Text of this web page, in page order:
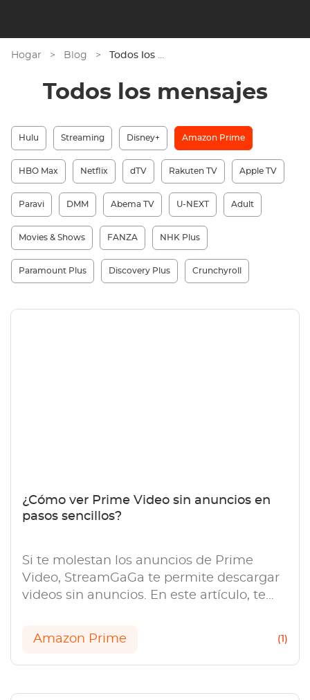
Hogar > Blog > Todos los mensajes
Todos los mensajes
Hulu Streaming Disney+ Amazon Prime
HBO Max Netflix dTV Rakuten TV Apple TV
Paravi DMM Abema TV U-NEXT Adult
Movies & Shows FANZA NHK Plus
Paramount Plus Discovery Plus Crunchyroll
¿Cómo ver Prime Video sin anuncios en
pasos sencillos?
Si te molestan los anuncios de Prime
Video, StreamGaGa te permite descargar
videos sin anuncios. En este artículo, te
Amazon Prime (1)